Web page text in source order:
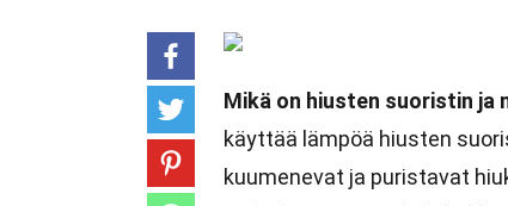
Mikä on hiusten suoristin ja
käyttää lämpöä hiusten
kuumenevat ja puristavat